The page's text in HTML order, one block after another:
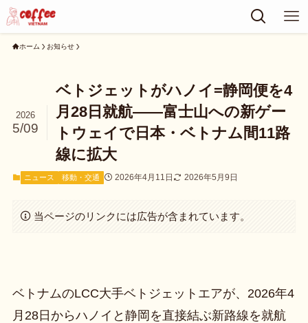
ホーム お知らせ
ベトジェットがハノイ=静岡便を4
月28日就航——富士山への新ゲー
トウェイで日本・ベトナム間11路
線に拡大
2026
5/09
ニュース 移動・交通 2026年4月11日 2026年5月9日
当ページのリンクには広告が含まれています。
ベトナムのLCC大手ベトジェットエアが、2026年4
月28日からハノイと静岡を直接結ぶ新路線を就航